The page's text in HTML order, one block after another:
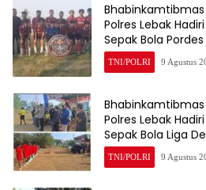
Bhabinkamtibmas
Polres Lebak
Sepak Bola
Tingkat RT
TNI/POLRI 9 Agustus
Bhabinkamtibmas
Polres Lebak
Sepak Bola Liga
TNI/POLRI 9 Agustus